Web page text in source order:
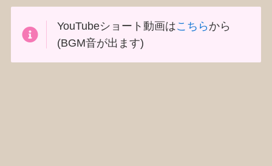
YouTubeショート動画はこちら から
(BGM音が出ます)